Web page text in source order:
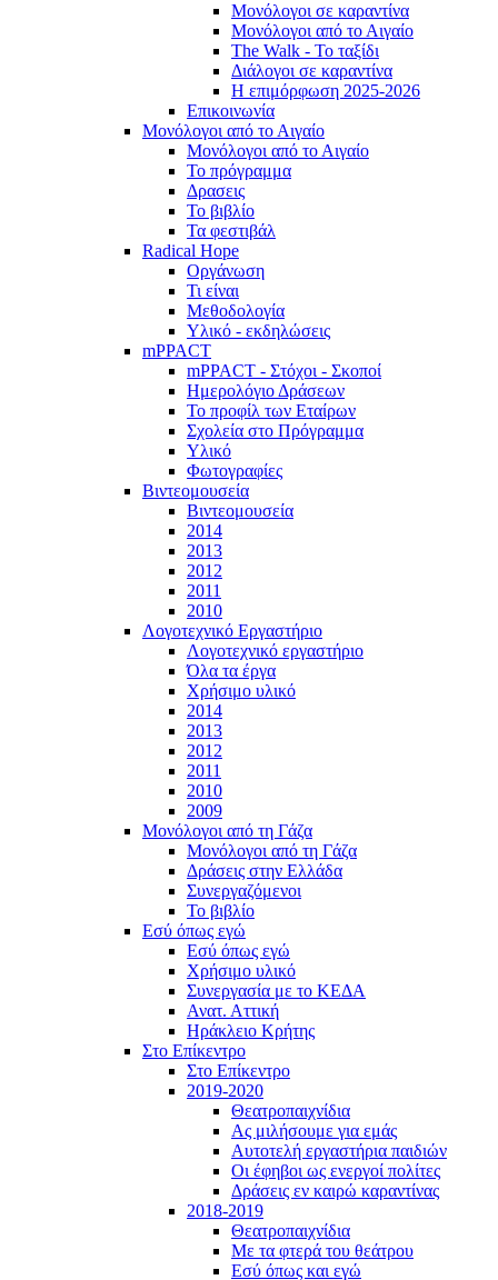
Μονόλογοι σε καραντίνα
Μονόλογοι από το Αιγαίο
The Walk - Το ταξίδι
Διάλογοι σε καραντίνα
Η επιμόρφωση 2025-2026
Επικοινωνία
Μονόλογοι από το Αιγαίο
Μονόλογοι από το Αιγαίο
Το πρόγραμμα
Δρασεις
Το βιβλίο
Τα φεστιβάλ
Radical Hope
Οργάνωση
Τι είναι
Μεθοδολογία
Υλικό - εκδηλώσεις
mPPACT
mPPACT - Στόχοι - Σκοποί
Ημερολόγιο Δράσεων
Το προφίλ των Εταίρων
Σχολεία στο Πρόγραμμα
Υλικό
Φωτογραφίες
Βιντεομουσεία
Βιντεομουσεία
2014
2013
2012
2011
2010
Λογοτεχνικό Εργαστήριο
Λογοτεχνικό εργαστήριο
Όλα τα έργα
Χρήσιμο υλικό
2014
2013
2012
2011
2010
2009
Μονόλογοι από τη Γάζα
Μονόλογοι από τη Γάζα
Δράσεις στην Ελλάδα
Συνεργαζόμενοι
To βιβλίο
Εσύ όπως εγώ
Εσύ όπως εγώ
Χρήσιμο υλικό
Συνεργασία με το ΚΕΔΑ
Ανατ. Αττική
Ηράκλειο Κρήτης
Στο Επίκεντρο
Στο Επίκεντρο
2019-2020
Θεατροπαιχνίδια
Ας μιλήσουμε για εμάς
Αυτοτελή εργαστήρια παιδιών
Οι έφηβοι ως ενεργοί πολίτες
Δράσεις εν καιρώ καραντίνας
2018-2019
Θεατροπαιχνίδια
Με τα φτερά του θεάτρου
Εσύ όπως και εγώ